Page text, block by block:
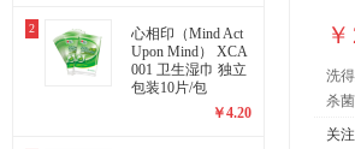
2
心相印（Mind Act
Upon Mind） XCA
001 卫生湿巾 独立
包装10片/包
￥4.20
￥
洗
杀
关注